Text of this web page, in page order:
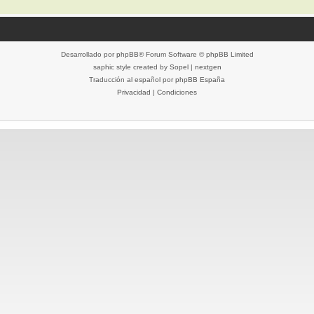
Desarrollado por phpBB® Forum Software © phpBB Limited
saphic style created by Sopel| nextgen
Traducción al español por phpBB España
Privacidad | Condiciones